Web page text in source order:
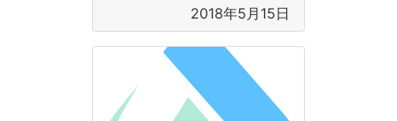
2018年5月15日